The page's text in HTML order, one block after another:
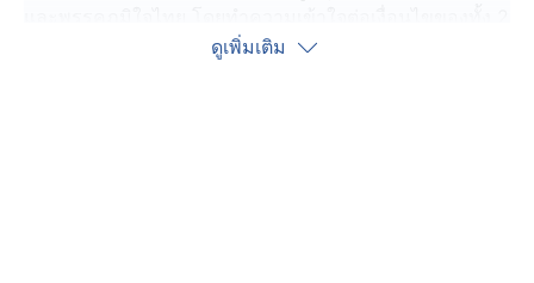
พรรค อย่างละเอียดรอบคอบแล้ว
ดูเพิ่มเติม